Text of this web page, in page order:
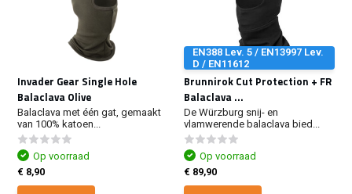
Invader Gear Single Hole
Balaclava Olive
Balaclava met één gat, gemaakt
van 100% katoen...
Op voorraad
€ 8,90
EN388 Lev. 5 / EN13997 Lev.
D / EN11612
Brunnirok Cut Protection + FR
Balaclava ...
De Würzburg snij- en
vlamwerende balaclava bied...
Op voorraad
€ 89,90